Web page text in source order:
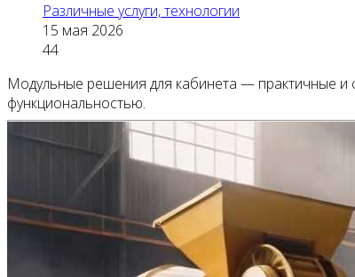
Различные услуги, технологии
15 мая 2026
44
Модульные решения для кабинета — практичные и
функциональностью.